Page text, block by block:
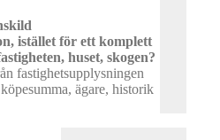
istället för ett komplett
huset, skogen?
fastighetsupplysningen
ägare, historik